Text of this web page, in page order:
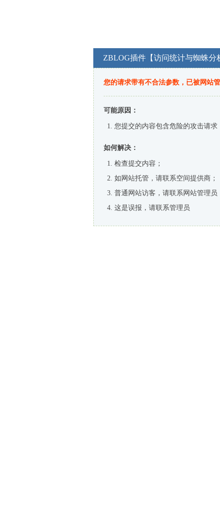
ZBLOG插件【访问统计与蜘蛛分
您的请求带有不合法参数，已被网站
可能原因：
您提交的内容包含危险的攻击请求
如何解决：
检查提交内容；
如网站托管，请联系空间提供商；
普通网站访客，请联系网站管理员
这是误报，请联系管理员